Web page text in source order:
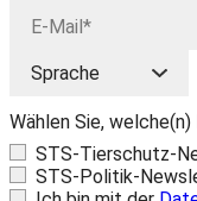
Wählen Sie,
STS-Tierschutz-
STS-Politik-